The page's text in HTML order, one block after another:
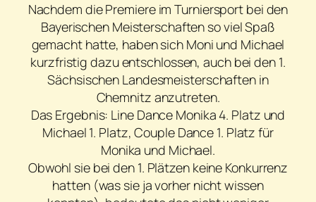
Nachdem die Premiere im Turniersport bei den
Bayerischen Meisterschaften so viel Spaß
gemacht hatte, haben sich Moni und Michael
kurzfristig dazu entschlossen, auch bei den 1.
Sächsischen Landesmeisterschaften in
Chemnitz anzutreten.
Das Ergebnis: Line Dance Monika 4. Platz und
Michael 1. Platz, Couple Dance 1. Platz für
Monika und Michael.
Obwohl sie bei den 1. Plätzen keine Konkurrenz
hatten (was sie ja vorher nicht wissen